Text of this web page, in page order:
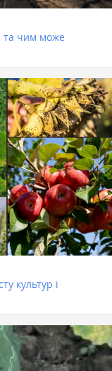
та чим може
культур і